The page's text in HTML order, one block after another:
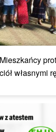
własnymi